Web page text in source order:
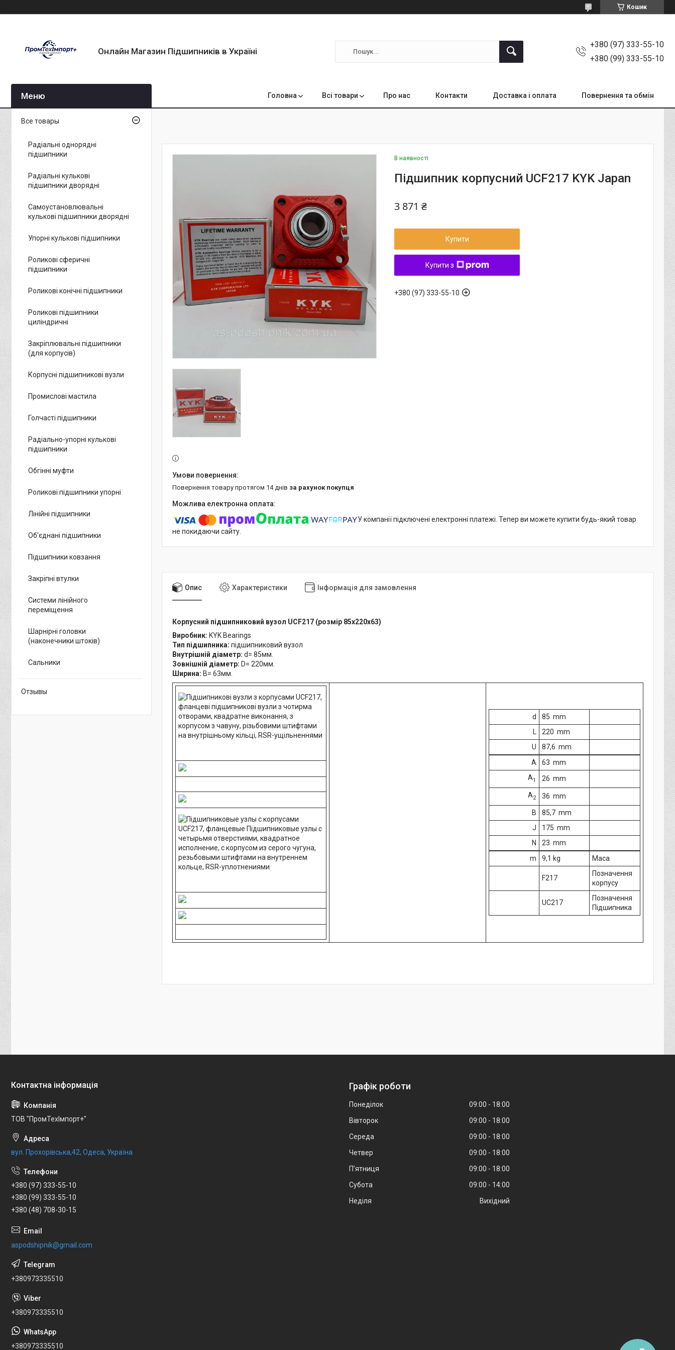
Кошик
Онлайн Магазин Підшипників в Україні
+380 (97) 333-55-10
+380 (99) 333-55-10
Головна Всі товари Про нас Контакти Доставка і оплата Повернення та обмін
В наявності
Підшипник корпусний UCF217 KYK Japan
3 871 ₴
Купити
Купити з
+380 (97) 333-55-10
повернення товару протягом 14 днів за рахунок покупця
У компанії підключені електронні платежі. Тепер ви можете купити будь-який товар
не покидаючи сайту.
Опис Характеристики Інформація для замовлення
Корпусний підшипниковий вузол UCF217 (розмір 85x220x63)
Виробник: KYK Bearings
Тип підшипника: підшипниковий вузол
Внутрішній діаметр: d= 85мм.
Зовнішній діаметр: D= 220мм.
Ширина: B= 63мм.
d
85 mm
L
220 mm
U
87,6 mm
A
63 mm
A1 26 mm
A2 36 mm
B
85,7 mm
J
175 mm
N
23 mm
m
9,1 kg Маса
F217
Позначення
корпусу
UC217
Позначення
Підшипника
Все товары
Радіальні однорядні
підшипники
Радіальні кулькові
підшипники дворядні
Самоустановлювальні
кулькові підшипники дворядні
Упорні кулькові підшипники
Роликові сферичні
підшипники
Роликові конічні підшипники
Роликові підшипники
циліндричні
Закріплювальні підшипники
(для корпусів)
Корпусні підшипникові вузли
Промислові мастила
Голчасті підшипники
Радіально-упорні кулькові
підшипники
Обгінні муфти
Роликові підшипники упорні
Лінійні підшипники
Об'єднані підшипники
Підшипники ковзання
Закріпні втулки
Системи лінійного
переміщення
Шарнірні головки
(наконечники штоків)
Сальники
Отзывы
ТОВ "ПромТехІмпорт+"
вул. Прохорівська,42, Одеса, Україна
+380 (97) 333-55-10
+380 (99) 333-55-10
+380 (48) 708-30-15
aspodshipnik@gmail.com
+380973335510
+380973335510
+380973335510
Графік роботи
Понеділок 09:00
18:00
Вівторок
09:00
18:00
Середа
09:00
18:00
Четвер
09:00
18:00
Пʼятниця
09:00
18:00
Субота
09:00
14:00
Неділя
Вихідний